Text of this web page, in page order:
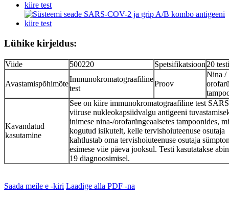
Lühike kirjeldus:
Viide 500220 Spetsifikatsioon 20
Avastamispõhimõte
Immunokromatograafiline
test
Proov
Nina /
Kavandatud
kasutamine
See on kiire immunokromatograafiline test
viiruse nukleokapsiidvalgu antigeeni
inimese nina-/orofarüngeaalsetes tampoonides,
kogutud isikutelt, kelle tervishoiuteenuse osutaja
kahtlustab oma tervishoiuteenuse osutaja
esimese viie päeva jooksul. Testi kasutatakse
19 diagnoosimisel.
Saada meile e -kiri Laadige alla PDF -na